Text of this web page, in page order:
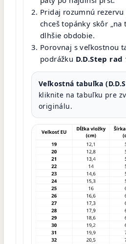
Pridaj rozumnú
chceš topánky skôr „na
dlhšie obdobie.
Porovnaj s veľkostnou
podrážku D.D.Step rad
Veľkostná tabuľka
kliknite na tabuľku pre
originálu.